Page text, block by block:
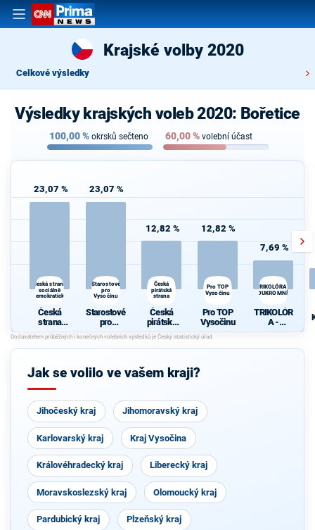
Krajské volby 2020
Celkové výsledky
Výsledky krajských voleb 2020: Bořetice
100,00% okrsků sečteno 60,00% volební účast
23,07 %
Česká strana
sociálně
demokratická
Česká
strana
sociálně
demokrati
cká
23,07 %
Starostové
pro
Vysočinu
Starostové
pro
Vysočinu
12,82 %
Česká
pirátská
strana
Česká
pirátská
strana
12,82 %
Pro TOP
Vysočinu
Pro TOP
Vysočinu
7,69 %
TRIKOLÓRA -
SOUKROMNÍCI
TRIKOLÓR
A -
SOUKRO
Jak se volilo ve vašem kraji?
Jihočeský kraj Jihomoravský kraj
Karlovarský kraj Kraj Vysočina
Královéhradecký kraj Liberecký kraj
Moravskoslezský kraj Olomoucký kraj
Pardubický kraj Plzeňský kraj